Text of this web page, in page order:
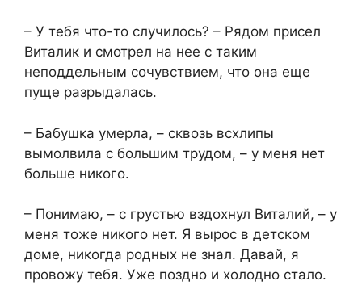
– У тебя что-то случилось? – Рядом присел
Виталик и смотрел на нее с таким
неподдельным сочувствием, что она еще
пуще разрыдалась.
– Бабушка умерла, – сквозь всхлипы
вымолвила с большим трудом, – у меня нет
больше никого.
– Понимаю, – с грустью вздохнул Виталий, – у
меня тоже никого нет. Я вырос в детском
доме, никогда родных не знал. Давай, я
провожу тебя. Уже поздно и холодно стало.